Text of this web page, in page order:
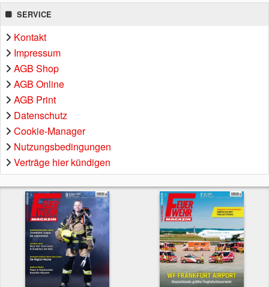
SERVICE
Kontakt
Impressum
AGB Shop
AGB Online
AGB Print
Datenschutz
Cookie-Manager
Nutzungsbedingungen
Verträge hier kündigen